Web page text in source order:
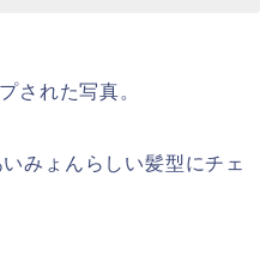
された写真。
いみょんらしい髪型にチェ